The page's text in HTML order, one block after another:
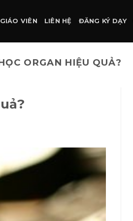
VIÊN LIÊN HỆ ĐĂNG KÝ DẠY
ORGAN HIỆU QUẢ?